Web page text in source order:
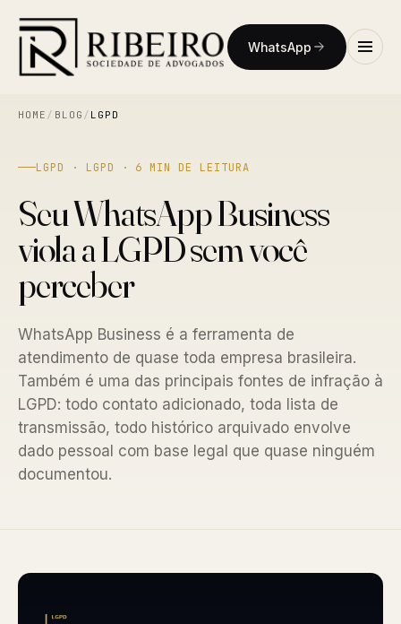
WhatsApp
HOME / BLOG / LGPD
LGPD · LGPD · 6 MIN DE LEITURA
Seu WhatsApp Business
viola a LGPD sem você
perceber
WhatsApp Business é a ferramenta de
atendimento de quase toda empresa brasileira.
Também é uma das principais fontes de infração à
LGPD: todo contato adicionado, toda lista de
transmissão, todo histórico arquivado envolve
dado pessoal com base legal que quase ninguém
documentou.